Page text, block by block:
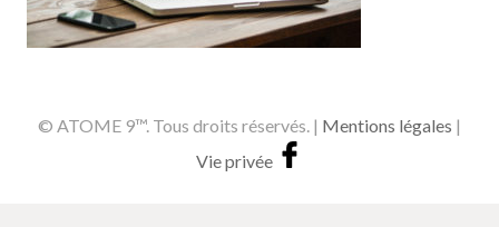
© ATOME 9™. Tous droits réservés. | Mentions légales |
Vie privée